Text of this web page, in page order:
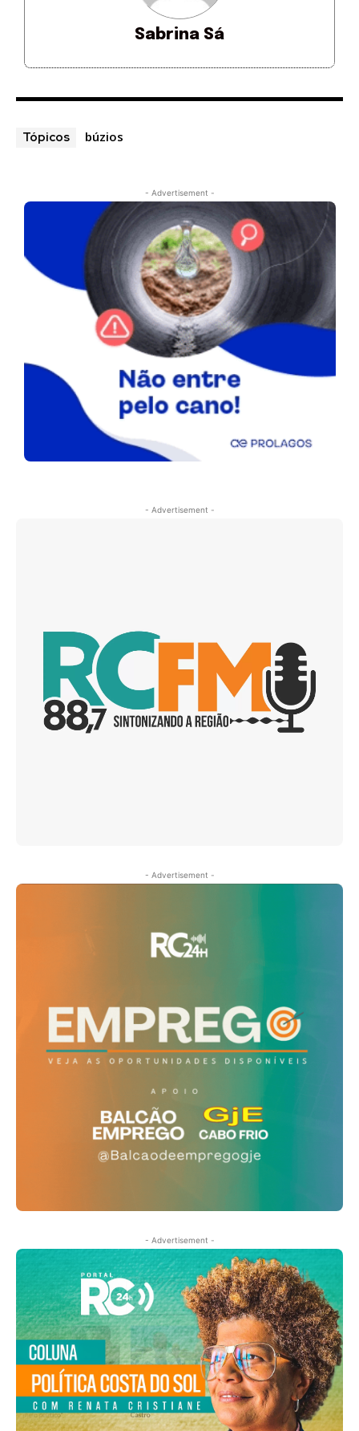
Sabrina Sá
Tópicos búzios
- Advertisement -
- Advertisement -
- Advertisement -
- Advertisement -